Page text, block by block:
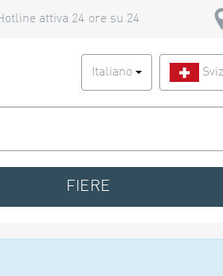
attiva 24 ore su 24
Italiano
FIERE